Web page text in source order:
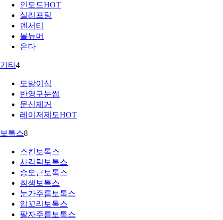
인모드HOT
실리프팅
덴서티
볼뉴머
온다
기타4
모발이식
반영구눈썹
문신제거
레이저제모HOT
보톡스8
스킨보톡스
사각턱보톡스
승모근보톡스
침샘보톡스
눈가주름보톡스
입꼬리보톡스
팔자주름보톡스